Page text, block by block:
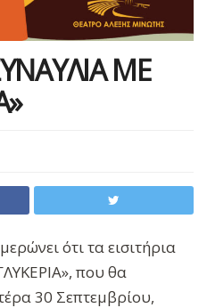
ΜΕ
ότι τα εισιτήρια
που θα
30 Σεπτεμβρίου,